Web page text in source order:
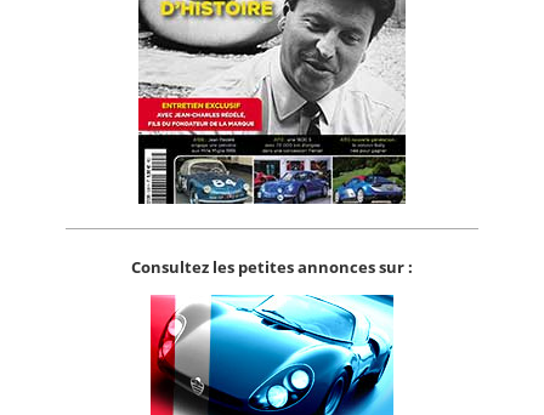
Consultez les petites annonces sur :